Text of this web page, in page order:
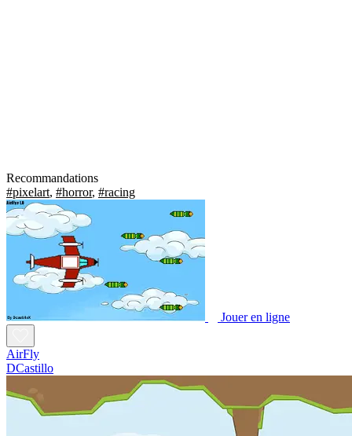
Recommandations
#pixelart, #horror, #racing
Jouer en ligne
AirFly
DCastillo